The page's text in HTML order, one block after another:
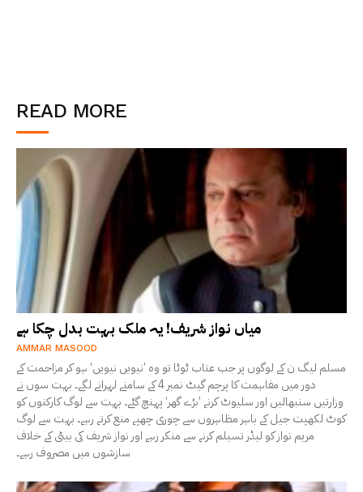
READ MORE
میاں نواز شریف! یہ ملک بہت بدل چکا ہے
AMMAR MASOOD
مسلم لیگ ن کے لوگوں پر جب عتاب ٹوٹا تو وہ ’نیویں نیویں‘ ہو کر مزاحمت کے
دور میں مفاہمت کا پرچم گیٹ نمبر 4 کے سامنے لہرانے لگے۔ بہت سوں نے
وزارتیں سنبھالیں اور سلیوٹ کرنے ’بڑے گھر‘ پہنچ گئے۔ بہت سے لوگ کارکنوں کو
کوٹ لکھپت جیل کے باہر مظاہروں سے چوری چھپے منع کرتے رہے۔ بہت سے لوگ
مریم نواز کو لیڈر تسیلم کرنے سے منکر رہے اور نواز شریف کی بیٹی کے خلاف
سازشوں میں مصروف رہے۔